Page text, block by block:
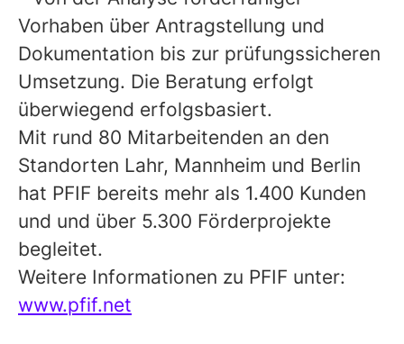
Vorhaben über Antragstellung und
Dokumentation bis zur prüfungssicheren
Umsetzung. Die Beratung erfolgt
überwiegend erfolgsbasiert.
Mit rund 80 Mitarbeitenden an den
Standorten Lahr, Mannheim und Berlin
hat PFIF bereits mehr als 1.400 Kunden
und und über 5.300 Förderprojekte
begleitet.
Weitere Informationen zu PFIF unter:
www.pfif.net